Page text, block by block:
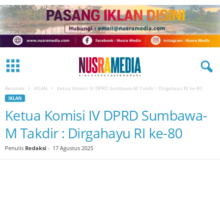
Beranda IKLAN Ketua Komisi IV DPRD Sumbawa-M Takdir : Dirgahayu RI ke-80
IKLAN
Ketua Komisi IV DPRD Sumbawa-
M Takdir : Dirgahayu RI ke-80
Penulis Redaksi - 17 Agustus 2025